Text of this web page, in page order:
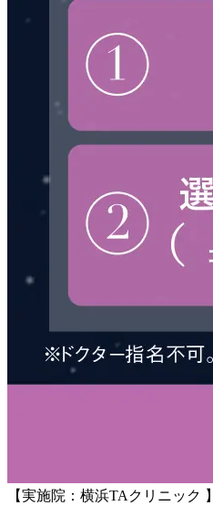
【実施院：横浜TAクリニック 】